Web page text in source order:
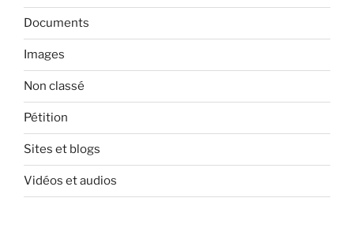
Documents
Images
Non classé
Pétition
Sites et blogs
Vidéos et audios